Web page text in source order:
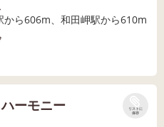
から606m、和田岬駅から610m
リストに
保存
ーモニー